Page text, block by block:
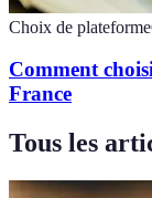
Choix de plateforme
Comment
France
Tous les